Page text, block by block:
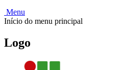
Menu
Início do menu principal
Logo